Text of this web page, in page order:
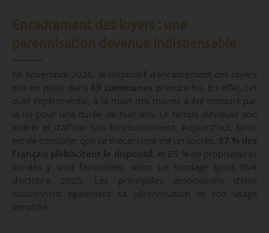
En novembre 2026, le dispositif d’encadrement des loyers
mis en place dans 69 communes prendra fin. En effet, cet
outil expérimental, à la main des maires a été instauré par
la loi pour une durée de huit ans. Le temps d’évaluer son
intérêt et d’affiner son fonctionnement. Aujourd’hui, force
est de constater que ce mécanisme est un succès, 87 % des
Français plébiscitent le dispositif, et 85 % de propriétaires
sondés y sont favorables, selon un sondage Ipsos BVA
d’octobre 2025. Les principales associations d’élus
soutiennent également sa pérennisation et son usage
simplifié.